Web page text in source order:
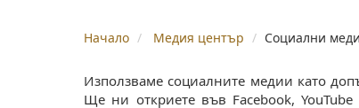
Начало Медия център Социални
Използваме социалните медии като
Ще ни откриете във Facebook,